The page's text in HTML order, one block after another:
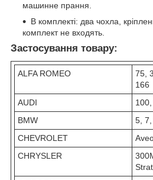
машинне прання.
В комплекті: два чохла,
комплект не входять.
Застосування товару:
ALFA ROMEO
75,
166
AUDI
BMW
5,
CHEVROLET
CHRYSLER